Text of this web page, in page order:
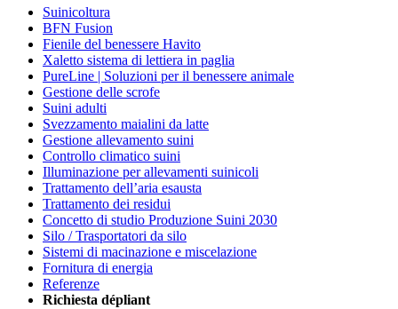
Suinicoltura
BFN Fusion
Fienile del benessere Havito
Xaletto sistema di lettiera in paglia
PureLine | Soluzioni per il benessere animale
Gestione delle scrofe
Suini adulti
Svezzamento maialini da latte
Gestione allevamento suini
Controllo climatico suini
Illuminazione per allevamenti suinicoli
Trattamento dell’aria esausta
Trattamento dei residui
Concetto di studio Produzione Suini 2030
Silo / Trasportatori da silo
Sistemi di macinazione e miscelazione
Fornitura di energia
Referenze
Richiesta dépliant